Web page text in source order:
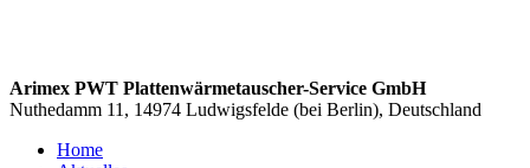
Arimex PWT Plattenwärmetauscher-Service GmbH
Nuthedamm 11, 14974 Ludwigsfelde (bei Berlin), Deutschland
Home